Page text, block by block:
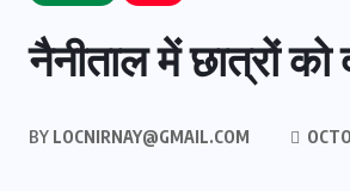
नैनीताल में छात्रों को
BY LOCNIRNAY@GMAIL.COM